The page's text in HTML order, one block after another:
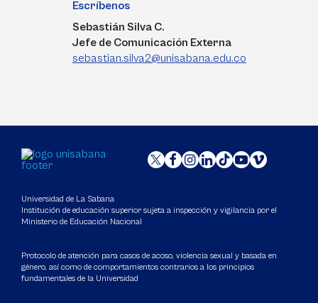
Escríbenos
Sebastián Silva C.
Jefe de Comunicación Externa
sebastian.silva2@unisabana.edu.co
Universidad de La Sabana
Institución de educación superior sujeta a inspección y vigilancia por el
Ministerio de Educación Nacional
Protocolo de atención para casos de acoso, violencia sexual y basada en
género, así como de comportamientos contrarios a los principios
fundamentales de la Universidad